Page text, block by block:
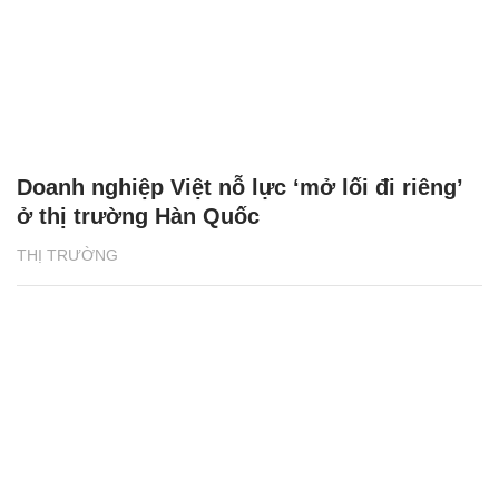
THỊ TRƯỜNG
Doanh nghiệp Việt nỗ lực ‘mở lối đi riêng’
ở thị trường Hàn Quốc